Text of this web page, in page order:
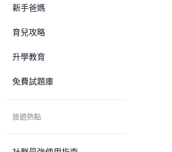
新手爸媽
育兒攻略
升學教育
免費試題庫
旅遊熱點